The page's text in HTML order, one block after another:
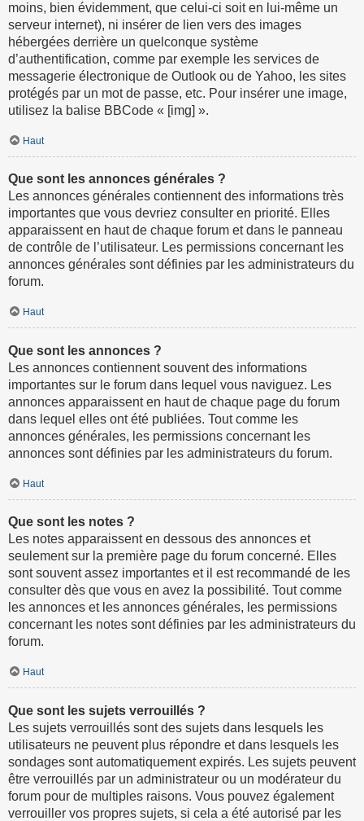
moins, bien évidemment, que celui-ci soit en lui-même un
serveur internet), ni insérer de lien vers des images
hébergées derrière un quelconque système
d’authentification, comme par exemple les services de
messagerie électronique de Outlook ou de Yahoo, les sites
protégés par un mot de passe, etc. Pour insérer une image,
utilisez la balise BBCode « [img] ».
Haut
Que sont les annonces générales ?
Les annonces générales contiennent des informations très
importantes que vous devriez consulter en priorité. Elles
apparaissent en haut de chaque forum et dans le panneau
de contrôle de l’utilisateur. Les permissions concernant les
annonces générales sont définies par les administrateurs du
forum.
Haut
Que sont les annonces ?
Les annonces contiennent souvent des informations
importantes sur le forum dans lequel vous naviguez. Les
annonces apparaissent en haut de chaque page du forum
dans lequel elles ont été publiées. Tout comme les
annonces générales, les permissions concernant les
annonces sont définies par les administrateurs du forum.
Haut
Que sont les notes ?
Les notes apparaissent en dessous des annonces et
seulement sur la première page du forum concerné. Elles
sont souvent assez importantes et il est recommandé de les
consulter dès que vous en avez la possibilité. Tout comme
les annonces et les annonces générales, les permissions
concernant les notes sont définies par les administrateurs du
forum.
Haut
Que sont les sujets verrouillés ?
Les sujets verrouillés sont des sujets dans lesquels les
utilisateurs ne peuvent plus répondre et dans lesquels les
sondages sont automatiquement expirés. Les sujets peuvent
être verrouillés par un administrateur ou un modérateur du
forum pour de multiples raisons. Vous pouvez également
verrouiller vos propres sujets, si cela a été autorisé par les